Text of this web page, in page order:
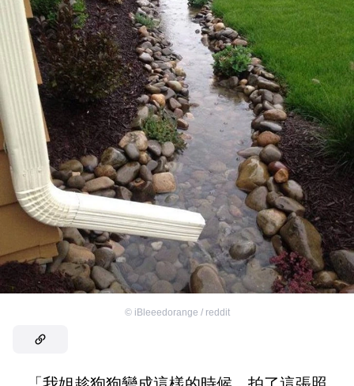
© iBleeedorange / reddit